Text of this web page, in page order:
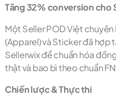
Tăng 32% conversion cho
Một Seller POD Việt chuyên
(Apparel) và Sticker đã hợp
Sellerwix để chuẩn hóa
thật và bao bì theo chuẩn
Chiến lược & Thực thi